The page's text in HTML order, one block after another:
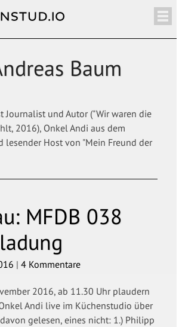
NEWSLETTER
KALENDER
Baum
Journalist und Autor ("Wir waren die
2016), Onkel Andi aus dem
lesender Host von "Mein Freund der
MFDB 038
|4 Kommentare
2016, ab 11.30 Uhr plaudern
Andi live im Küchenstudio über
gelesen, eines nicht: 1.) Philipp